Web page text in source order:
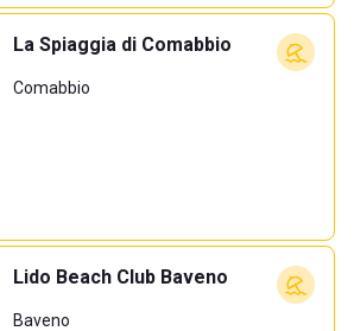
La Spiaggia di Comabbio
Comabbio
Lido Beach Club Baveno
Baveno